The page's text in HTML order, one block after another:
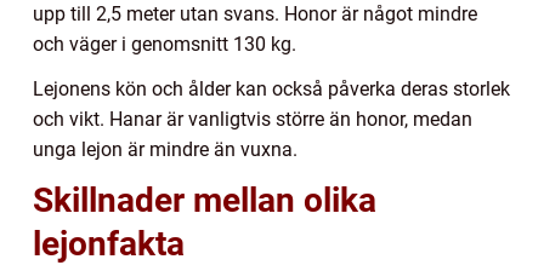
upp till 2,5 meter utan svans. Honor är något mindre
och väger i genomsnitt 130 kg.
Lejonens kön och ålder kan också påverka deras storlek
och vikt. Hanar är vanligtvis större än honor, medan
unga lejon är mindre än vuxna.
Skillnader mellan olika
lejonfakta